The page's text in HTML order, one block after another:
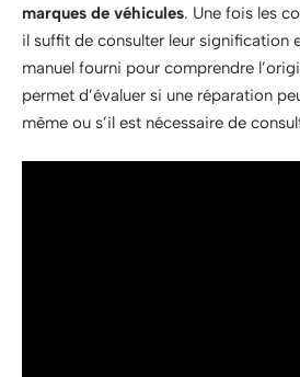
marques de véhicules. Une fois les
il suffit de consulter leur signification
manuel fourni pour comprendre
permet d’évaluer si une réparation
même ou s’il est nécessaire de